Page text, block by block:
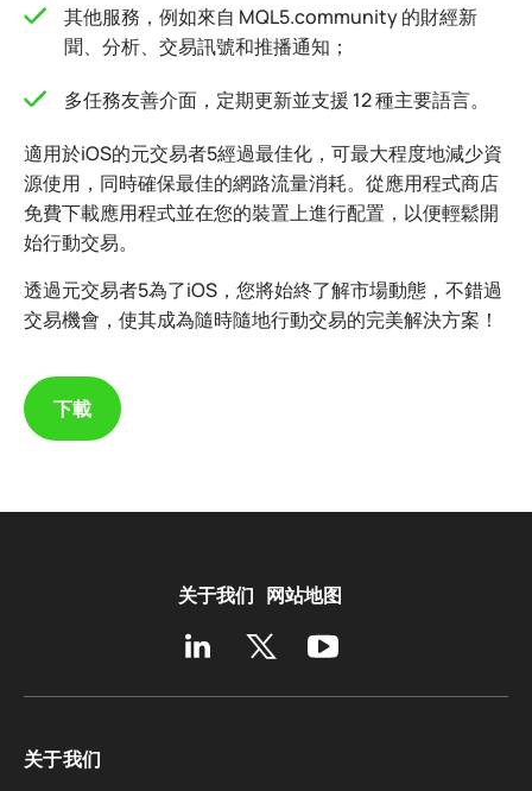
其他服務，例如來自 MQL5.community 的財經新
聞、分析、交易訊號和推播通知；
多任務友善介面，定期更新並支援 12 種主要語言。
適用於iOS的元交易者5經過最佳化，可最大程度地減少資
源使用，同時確保最佳的網路流量消耗。從應用程式商店
免費下載應用程式並在您的裝置上進行配置，以便輕鬆開
始行動交易。
透過元交易者5為了iOS，您將始終了解市場動態，不錯過
交易機會，使其成為隨時隨地行動交易的完美解決方案！
下載
关于我们 网站地图
关于我们